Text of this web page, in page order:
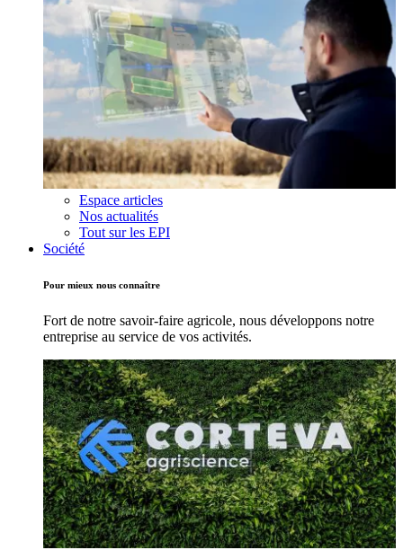
Espace articles
Nos actualités
Tout sur les EPI
Société
Pour mieux nous connaître
Fort de notre savoir-faire agricole, nous développons notre
entreprise au service de vos activités.